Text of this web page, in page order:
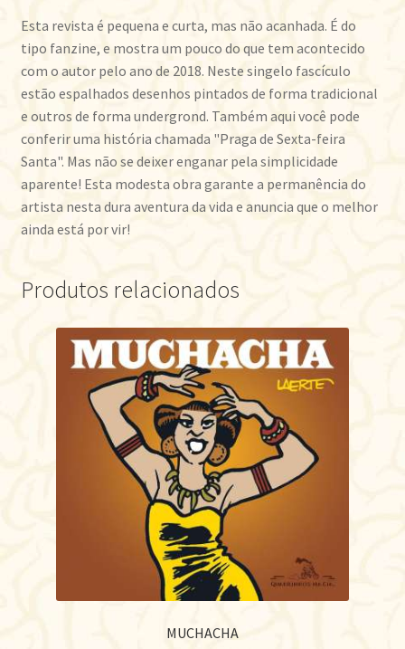
Esta revista é pequena e curta, mas não acanhada. É do
tipo fanzine, e mostra um pouco do que tem acontecido
com o autor pelo ano de 2018. Neste singelo fascículo
estão espalhados desenhos pintados de forma tradicional
e outros de forma undergrond. Também aqui você pode
conferir uma história chamada "Praga de Sexta-feira
Santa". Mas não se deixer enganar pela simplicidade
aparente! Esta modesta obra garante a permanência do
artista nesta dura aventura da vida e anuncia que o melhor
ainda está por vir!
Produtos relacionados
MUCHACHA